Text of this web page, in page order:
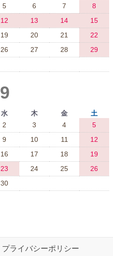
5 6 7
8
12 13 14
15
19 20 21
22
26 27 28
29
9
水 木 金
土
2 3 4
5
9 10 11
12
16 17 18
19
23 24 25
26
30
プライバシーポリシー